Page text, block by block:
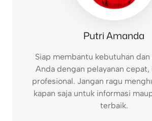
Putri Amanda
Siap membantu kebutuhan dan
Anda dengan pelayanan cepat,
profesional. Jangan ragu
kapan saja untuk informasi
terbaik.